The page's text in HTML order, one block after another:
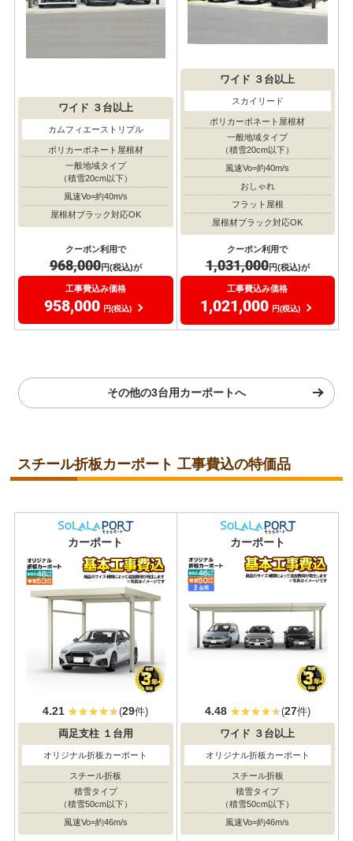
ワイド ３台以上
カムフィエーストリプル
ポリカーボネート屋根材
一般地域タイプ
（積雪20cm以下）
風速Vo=約40m/s
屋根材ブラック対応OK
クーポン利用で
968,000円(税込)が
工事費込み価格
958,000 円(税込)
ワイド ３台以上
スカイリード
ポリカーボネート屋根材
一般地域タイプ
（積雪20cm以下）
風速Vo=約40m/s
おしゃれ
フラット屋根
屋根材ブラック対応OK
クーポン利用で
1,031,000円(税込)が
工事費込み価格
1,021,000 円(税込)
その他の3台用カーポートへ
スチール折板カーポート 工事費込の特価品
カーポート
耐積雪/風圧
4.21 (29件)
両足支柱 １台用
オリジナル折板カーポート
スチール折板
積雪タイプ
（積雪50cm以下）
風速Vo=約46m/s
カーポート
耐積雪/風圧
4.48 (27件)
ワイド ３台以上
オリジナル折板カーポート
スチール折板
積雪タイプ
（積雪50cm以下）
風速Vo=約46m/s